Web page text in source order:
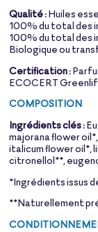
Qualité :Huiles
100% du total des
100% du total des
Biologique ou
Certification :
ECOCERT
COMPOSITION
Ingrédients clés :
majorana flower
italicum flower oil*,
citronellol**,
*Ingrédients issus
**Naturellement